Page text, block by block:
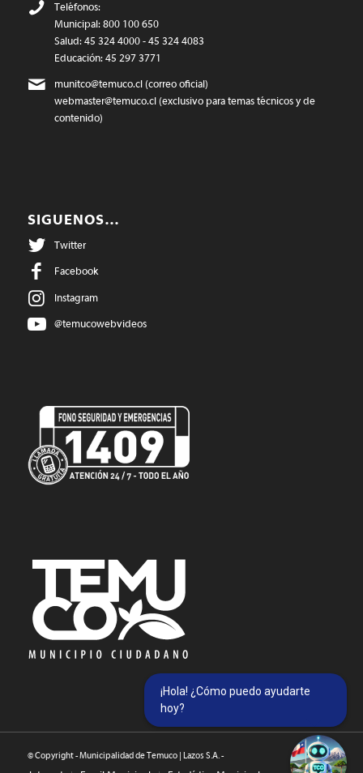
Teléfonos:
Municipal: 800 100 650
Salud: 45 324 4000 - 45 324 4083
Educación: 45 297 3771
munitco@temuco.cl(correo oficial)
webmaster@temuco.cl(exclusivo para temas técnicos y de
contenido)
SIGUENOS…
Twitter
Facebook
Instagram
@temucowebvideos
© Copyright - Municipalidad de Temuco | Lazos S.A. -
¡Hola! ¿Cómo puedo ayudarte
hoy?